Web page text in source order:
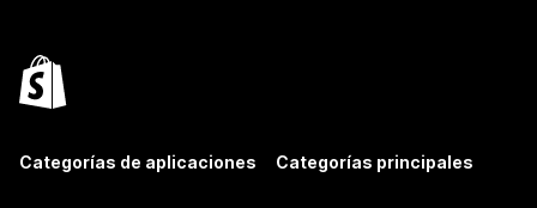
Categorías de aplicaciones Categorías principales